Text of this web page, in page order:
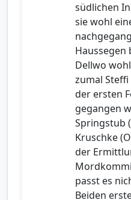
südlichen
sie wohl
Haussegen
Dellwo
zumal Steffi
der ersten
gegangen
Springstub
Kruschke
der
passt es
Beiden